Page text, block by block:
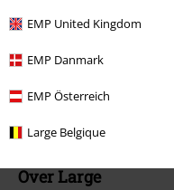
EMP United Kingdom
EMP Danmark
EMP Österreich
Large Belgique
Large Cadeaubonnen
ISIC Studentenkorting
EMP Backstage Club
Over Large